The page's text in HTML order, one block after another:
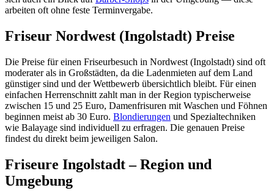
arbeiten oft ohne feste Terminvergabe.
Friseur Nordwest (Ingolstadt) Preise
Die Preise für einen Friseurbesuch in Nordwest (Ingolstadt) sind oft
moderater als in Großstädten, da die Ladenmieten auf dem Land
günstiger sind und der Wettbewerb übersichtlich bleibt. Für einen
einfachen Herrenschnitt zahlt man in der Region typischerweise
zwischen 15 und 25 Euro, Damenfrisuren mit Waschen und Föhnen
beginnen meist ab 30 Euro. Blondierungen und Spezialtechniken
wie Balayage sind individuell zu erfragen. Die genauen Preise
findest du direkt beim jeweiligen Salon.
Friseure Ingolstadt – Region und
Umgebung